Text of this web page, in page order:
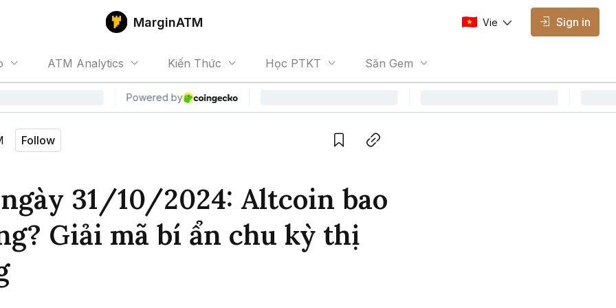
MarginATM
ATM Analytics Kiến Thức Học PTKT Săn Gem
Vie
Vietnamese
Sign in
Follow
31/10/2024: Altcoin bao
Giải mã bí ẩn chu kỳ thị